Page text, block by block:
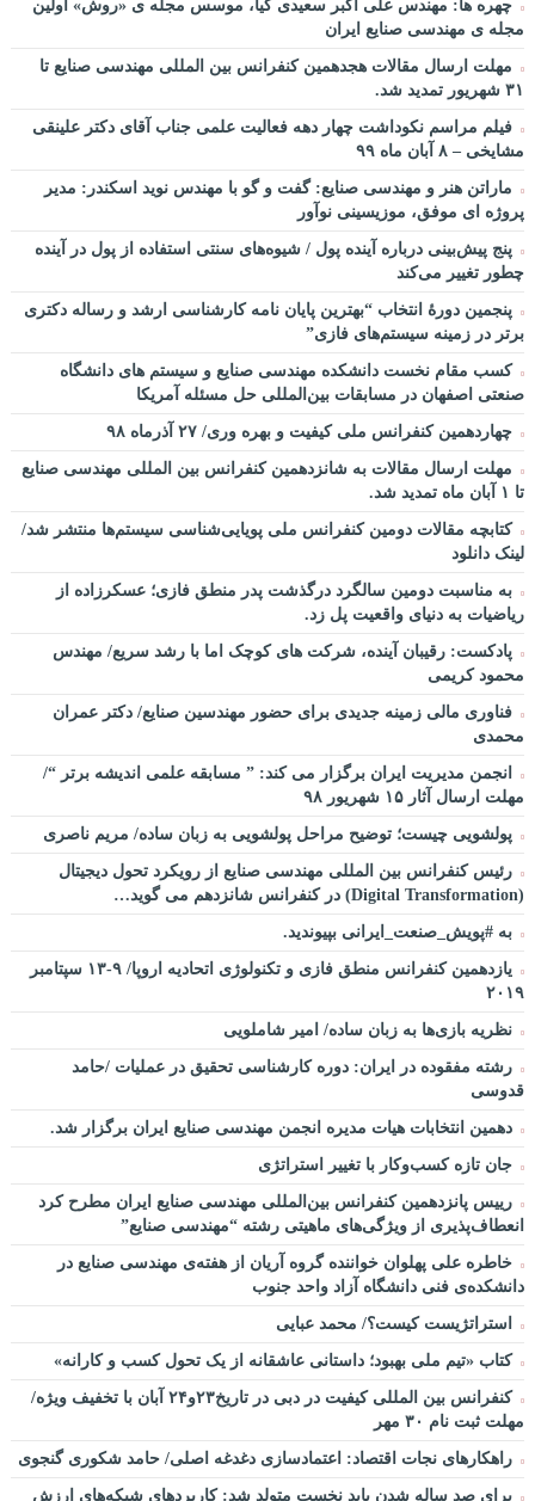
سخنرانی دکتر دیواندری در خصوص آینده صنعت بانکداری / کنفرانس
سخنرانی دکتر علیرضا فیض بخش با عنوان آینده پژوهی نظام
چهره ها: مهندس علی اکبر سعیدی کیا، موسس مجله ی «روش» اولین
مجله ی مهندسی صنایع ایران
مهلت ارسال مقالات هجدهمین کنفرانس بین المللی مهندسی صنایع تا
۳۱ شهریور تمدید شد.
فیلم مراسم نکوداشت چهار دهه فعالیت علمی جناب آقای دکتر علینقی
مشایخی – ۸ آبان ماه ۹۹
ماراتن هنر و مهندسی صنایع: گفت و گو با مهندس نوید اسکندر: مدیر
پروژه ای موفق، موزیسینی نوآور
پنج پیش‌بینی درباره آینده پول / شیوه‌های سنتی استفاده از پول در آینده
چطور تغییر می‌کند
پنجمین دورۀ انتخاب “بهترین پایان ­نامه کارشناسی­ ارشد و رساله دکتری
برتر در زمینه سیستم‌های فازی”
کسب مقام نخست دانشکده مهندسی صنایع و سیستم های دانشگاه
صنعتی اصفهان در مسابقات بین‌المللی حل مسئله آمریکا
چهاردهمین کنفرانس ملی کیفیت و بهره وری/ ۲۷ آذرماه ۹۸
مهلت ارسال مقالات به شانزدهمین کنفرانس بین المللی مهندسی صنایع
تا ۱ آبان ماه تمدید شد.
کتابچه مقالات دومین کنفرانس ملی پویایی‌شناسی سیستم‌ها منتشر شد/
لینک دانلود
به مناسبت دومین سالگرد درگذشت پدر منطق فازی؛ عسکرزاده از
ریاضیات به دنیای واقعیت پل زد.
پادکست: رقیبان آینده، شرکت های کوچک اما با رشد سریع/ مهندس
محمود کریمی
فناوری مالی زمینه جدیدی برای حضور مهندسین صنایع/ دکتر عمران
محمدی
انجمن مدیریت ایران برگزار می کند: ” مسابقه علمی اندیشه برتر “/
مهلت ارسال آثار ۱۵ شهریور ۹۸
پولشویی چیست؛ توضیح مراحل پولشویی به زبان ساده/ مریم ناصری
رئیس کنفرانس بین المللی مهندسی صنایع از رویکرد تحول دیجیتال
(Digital Transformation) در کنفرانس شانزدهم می گوید…
به #پویش_صنعت_ایرانی بپیوندید.
یازدهمین کنفرانس منطق فازی و تکنولوژی اتحادیه اروپا/ ۹-۱۳ سپتامبر
۲۰۱۹
نظریه بازی‌ها به زبان ساده/ امیر شاملویی
رشته مفقوده در ایران: دوره کارشناسی تحقیق در عملیات /حامد
قدوسی
دهمین انتخابات هیات مدیره انجمن مهندسی صنایع ایران برگزار شد.
جان تازه کسب‌وکار با تغییر استراتژی
رییس پانزدهمین کنفرانس بین‌المللی مهندسی صنایع ایران مطرح کرد
انعطاف‌پذیری از ویژگی‌های ماهیتی رشته “مهندسی صنایع”
خاطره علی پهلوان خواننده گروه آریان از هفته‌ی مهندسی صنایع در
دانشکده‌ی فنی دانشگاه آزاد واحد جنوب
استراتژیست کیست؟‬/ محمد عبایی
کتاب «تیم ملی بهبود؛ داستانی عاشقانه از یک تحول کسب و کارانه»
کنفرانس بین المللی کیفیت در دبی در تاریخ۲۳و۲۴ آبان با تخفیف ویژه/
مهلت ثبت نام ۳۰ مهر
راهکارهای نجات اقتصاد: اعتمادسازی دغدغه اصلی/ حامد شکوری گنجوی
برای صد ساله شدن باید نخست متولد شد: کاربردهای شبکه‌های ارزش